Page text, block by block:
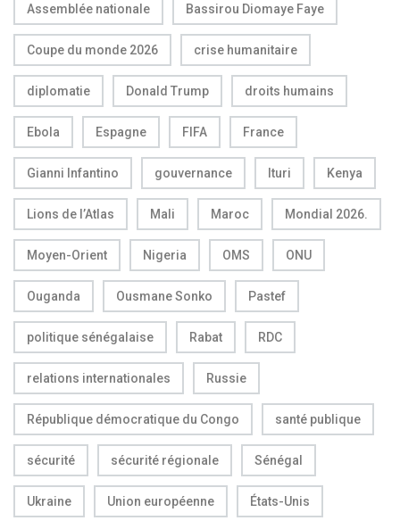
Assemblée nationale Bassirou Diomaye Faye
Coupe du monde 2026 crise humanitaire
diplomatie Donald Trump droits humains
Ebola Espagne FIFA France
Gianni Infantino gouvernance Ituri Kenya
Lions de l’Atlas Mali Maroc Mondial 2026.
Moyen-Orient Nigeria OMS ONU
Ouganda Ousmane Sonko Pastef
politique sénégalaise Rabat RDC
relations internationales Russie
République démocratique du Congo santé publique
sécurité sécurité régionale Sénégal
Ukraine Union européenne États-Unis